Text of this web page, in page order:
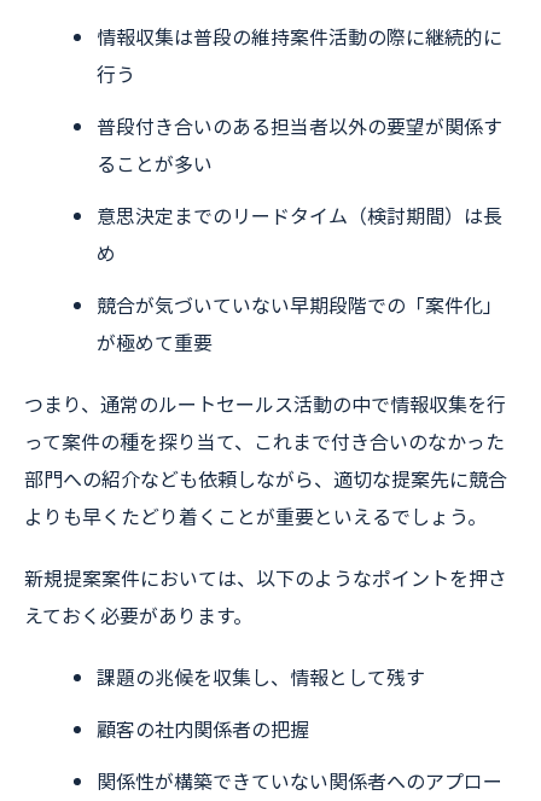
情報収集は普段の維持案件活動の際に継続的に
行う
普段付き合いのある担当者以外の要望が関係す
ることが多い
意思決定までのリードタイム（検討期間）は長
め
競合が気づいていない早期段階での「案件化」
が極めて重要
つまり、通常のルートセールス活動の中で情報収集を行
って案件の種を探り当て、これまで付き合いのなかった
部門への紹介なども依頼しながら、適切な提案先に競合
よりも早くたどり着くことが重要といえるでしょう。
新規提案案件においては、以下のようなポイントを押さ
えておく必要があります。
課題の兆候を収集し、情報として残す
顧客の社内関係者の把握
関係性が構築できていない関係者へのアプロー